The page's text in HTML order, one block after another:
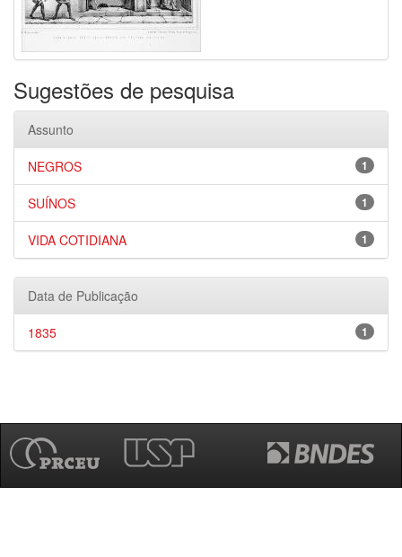
Sugestões de pesquisa
Assunto
1
NEGROS
1
SUÍNOS
1
VIDA COTIDIANA
Data de Publicação
1
1835